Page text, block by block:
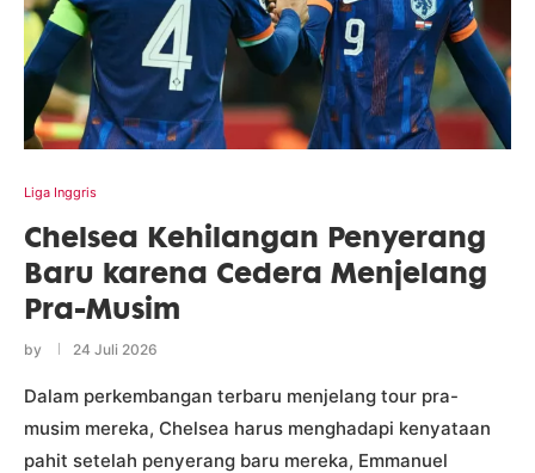
Liga Inggris
Chelsea Kehilangan Penyerang
Baru karena Cedera Menjelang
Pra-Musim
by 24 Juli 2026
Dalam perkembangan terbaru menjelang tour pra-
musim mereka, Chelsea harus menghadapi kenyataan
pahit setelah penyerang baru mereka, Emmanuel